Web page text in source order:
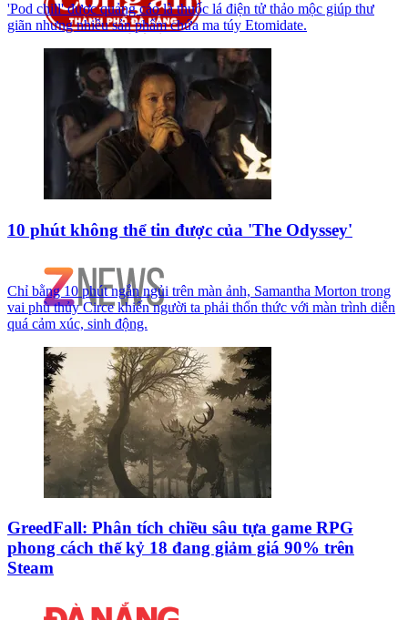
'Pod chill' được quảng cáo là thuốc lá điện tử thảo mộc giúp thư
giãn nhưng nhiều sản phẩm chứa ma túy Etomidate.
10 phút không thể tin được của 'The Odyssey'
Chỉ bằng 10 phút ngắn ngủi trên màn ảnh, Samantha Morton trong
vai phù thủy Circe khiến người ta phải thổn thức với màn trình diễn
quá cảm xúc, sinh động.
GreedFall: Phân tích chiều sâu tựa game RPG
phong cách thế kỷ 18 đang giảm giá 90% trên
Steam